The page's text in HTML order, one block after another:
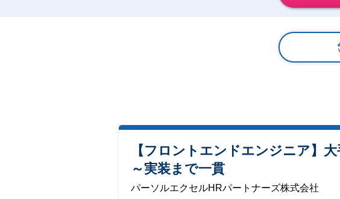
【フロントエンドエンジニア】
～実装まで一貫
パーソルエクセルHRパートナーズ株式会社